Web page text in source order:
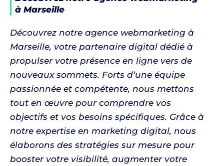
à Marseille
Découvrez notre agence webmarketing à
Marseille, votre partenaire digital dédié à
propulser votre présence en ligne vers de
nouveaux sommets. Forts d’une équipe
passionnée et compétente, nous mettons
tout en œuvre pour comprendre vos
objectifs et vos besoins spécifiques. Grâce à
notre expertise en marketing digital, nous
élaborons des stratégies sur mesure pour
booster votre visibilité, augmenter votre